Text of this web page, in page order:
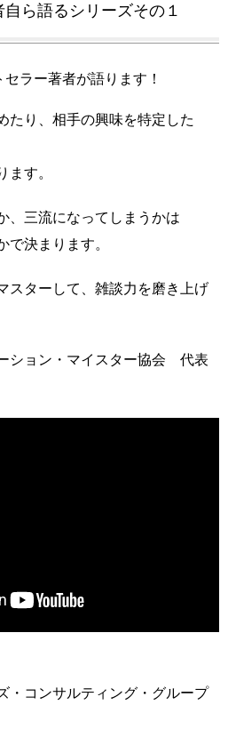
自ら語るシリーズその１
ラー著者が語ります！
たり、相手の興味を特定した
ます。
、三流になってしまうかは
で決まります。
スターして、雑談力を磨き上げ
ション・マイスター協会 代表
・コンサルティング・グループ